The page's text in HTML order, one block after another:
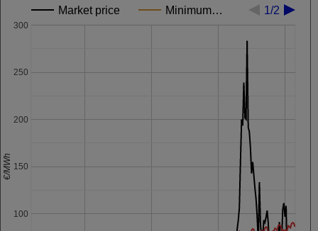
Market price Minimum… 1/2
100
150
200
250
300
€/MWh